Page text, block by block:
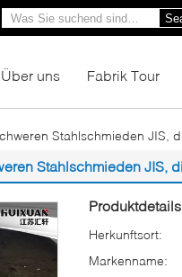
Über uns Fabrik Tour
Stahlschmieden JIS,
Stahlschmieden JIS,
Herkunftsort:
Markenname: